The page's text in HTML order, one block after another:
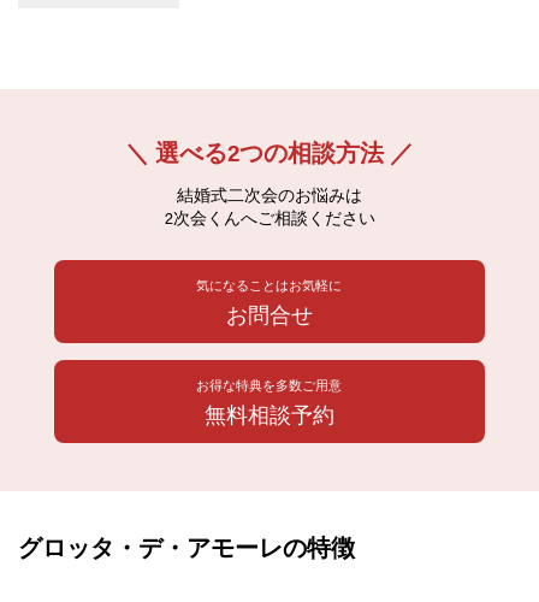
＼ 選べる2つの相談方法 ／
結婚式二次会のお悩みは
2次会くんへご相談ください
気になることはお気軽に
お問合せ
お得な特典を多数ご用意
無料相談予約
グロッタ・デ・アモーレの特徴